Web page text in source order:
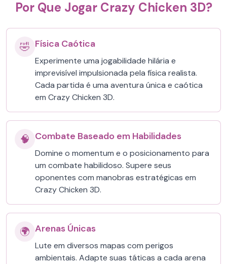
Por Que Jogar Crazy Chicken 3D?
🤣 Física Caótica
Experimente uma jogabilidade hilária e
imprevisível impulsionada pela física realista.
Cada partida é uma aventura única e caótica
em Crazy Chicken 3D.
🧠 Combate Baseado em Habilidades
Domine o momentum e o posicionamento para
um combate habilidoso. Supere seus
oponentes com manobras estratégicas em
Crazy Chicken 3D.
🌍 Arenas Únicas
Lute em diversos mapas com perigos
ambientais. Adapte suas táticas a cada arena